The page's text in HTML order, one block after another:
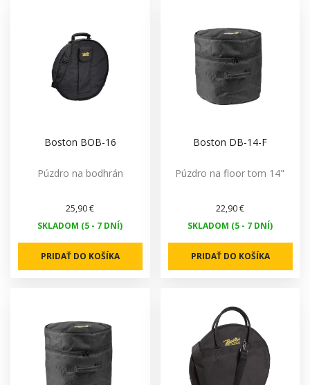
Boston BOB-16
Púzdro na bodhrán
25,90 €
SKLADOM (5 - 7 DNÍ)
PRIDAŤ DO KOŠÍKA
Boston DB-14-F
Púzdro na floor tom 14"
22,90 €
SKLADOM (5 - 7 DNÍ)
PRIDAŤ DO KOŠÍKA